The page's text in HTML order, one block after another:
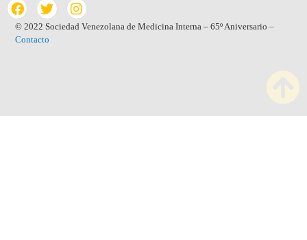
© 2022 Sociedad Venezolana de Medicina Interna – 65º Aniversario –
Contacto